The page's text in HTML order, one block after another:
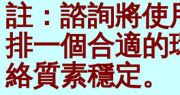
註：諮詢將使
排一個合適的
絡質素穩定。